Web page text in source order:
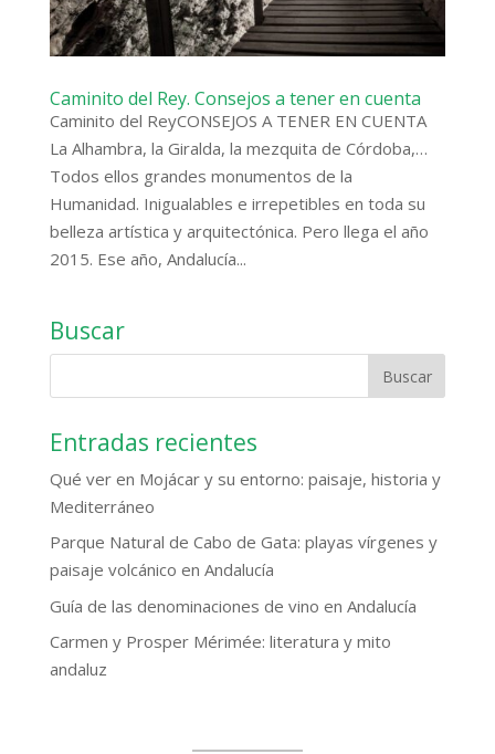
Caminito del Rey. Consejos a tener en cuenta
Caminito del ReyCONSEJOS A TENER EN CUENTA
La Alhambra, la Giralda, la mezquita de Córdoba,…
Todos ellos grandes monumentos de la
Humanidad. Inigualables e irrepetibles en toda su
belleza artística y arquitectónica. Pero llega el año
2015. Ese año, Andalucía...
Buscar
Entradas recientes
Qué ver en Mojácar y su entorno: paisaje, historia y
Mediterráneo
Parque Natural de Cabo de Gata: playas vírgenes y
paisaje volcánico en Andalucía
Guía de las denominaciones de vino en Andalucía
Carmen y Prosper Mérimée: literatura y mito
andaluz